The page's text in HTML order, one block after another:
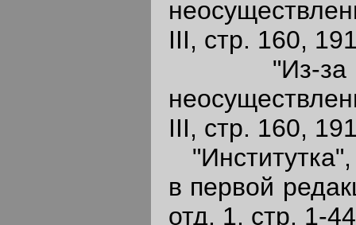
III, стр. 160,
"Из-за
III, стр. 160,
в первой
отд. 1, стр. 1-